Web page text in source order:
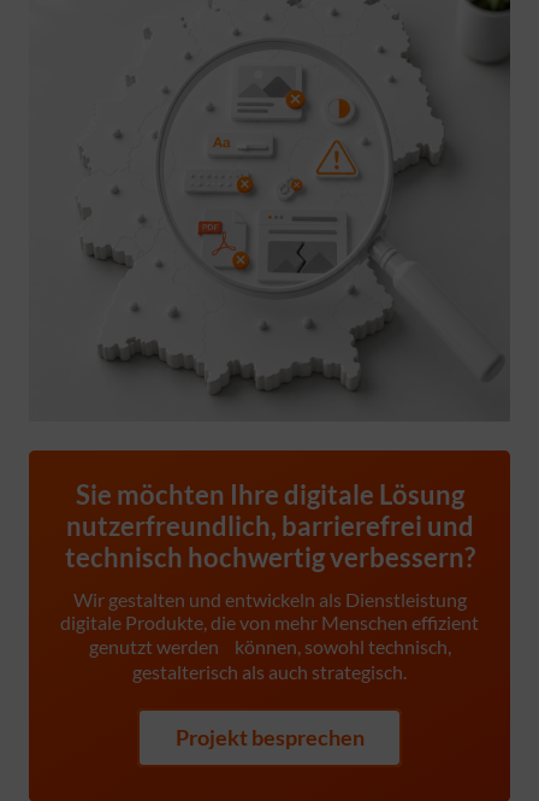
Sie möchten Ihre digitale Lösung
nutzerfreundlich, barrierefrei und
technisch hochwertig verbessern?
Wir gestalten und entwickeln als Dienstleistung
digitale Produkte, die von mehr Menschen effizient
genutzt werden können, sowohl technisch,
gestalterisch als auch strategisch.
Projekt besprechen